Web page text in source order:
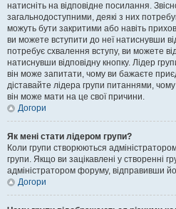
натисніть на відповідне посилання.
загальнодоступними, деякі з них
можуть бути закритими або навіть
ви можете вступити до неї натиснувши
потребує схвалення вступу, ви можете
натиснувши відповідну кнопку. Лідер
він може запитати, чому ви бажаєте
діставайте лідера групи питаннями,
він може мати на це свої причини.
Догори
Як мені стати лідером групи?
Коли групи створюються
групи. Якщо ви зацікавлені у створенні
адміністратором форуму, відправивши
Догори